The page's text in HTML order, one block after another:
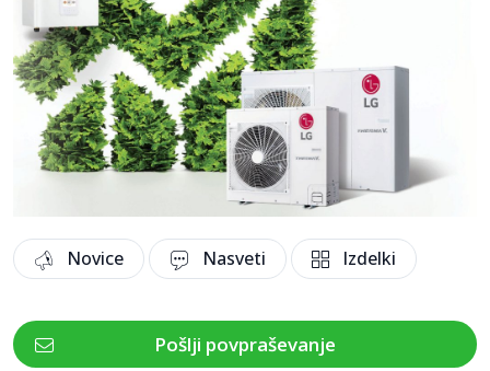
Novice Nasveti Izdelki
Pošlji povpraševanje